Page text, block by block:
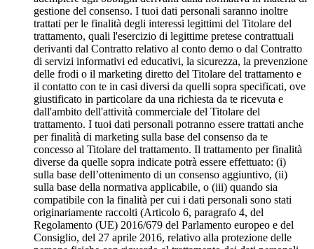
gestione del consenso. I tuoi dati personali saranno inoltre
trattati per le finalità degli interessi legittimi del Titolare del
trattamento, quali l'esercizio di legittime pretese contrattuali
derivanti dal Contratto relativo al conto demo o dal Contratto
di servizi informativi ed educativi, la sicurezza, la prevenzione
delle frodi o il marketing diretto del Titolare del trattamento e
il contatto con te in casi diversi da quelli sopra specificati, ove
giustificato in particolare da una richiesta da te ricevuta e
dall'ambito dell'attività commerciale del Titolare del
trattamento. I tuoi dati personali potranno essere trattati anche
per finalità di marketing sulla base del consenso da te
concesso al Titolare del trattamento. Il trattamento per finalità
diverse da quelle sopra indicate potrà essere effettuato: (i)
sulla base dell’ottenimento di un consenso aggiuntivo, (ii)
sulla base della normativa applicabile, o (iii) quando sia
compatibile con la finalità per cui i dati personali sono stati
originariamente raccolti (Articolo 6, paragrafo 4, del
Regolamento (UE) 2016/679 del Parlamento europeo e del
Consiglio, del 27 aprile 2016, relativo alla protezione delle